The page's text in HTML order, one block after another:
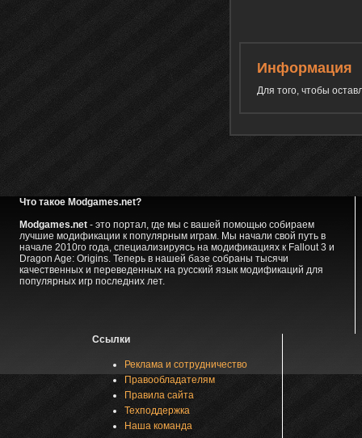
Информация
Для того, чтобы
Что такое Modgames.net?
Modgames.net- это портал, где мы с вашей помощью собираем
лучшие модификации к популярным играм. Мы начали свой путь в
начале 2010го года, специализируясь на модификациях к Fallout 3 и
Dragon Age: Origins. Теперь в нашей базе собраны тысячи
качественных и переведенных на русский язык модификаций для
популярных игр последних лет.
Ссылки
Реклама и сотрудничество
Правообладателям
Правила сайта
Техподдержка
Наша команда